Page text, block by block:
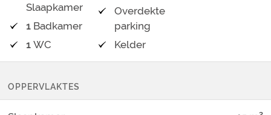
Slaapkamer
1 Badkamer
1 WC
Overdekte
parking
Kelder
OPPERVLAKTES